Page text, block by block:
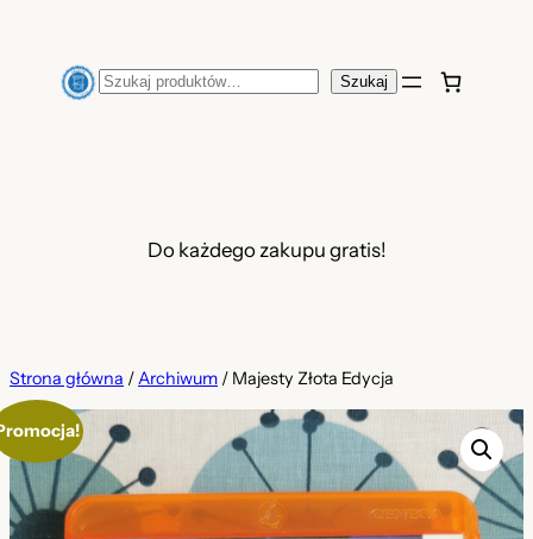
Szukaj Szukaj
Do każdego zakupu gratis!
Strona główna /Archiwum / Majesty Złota Edycja